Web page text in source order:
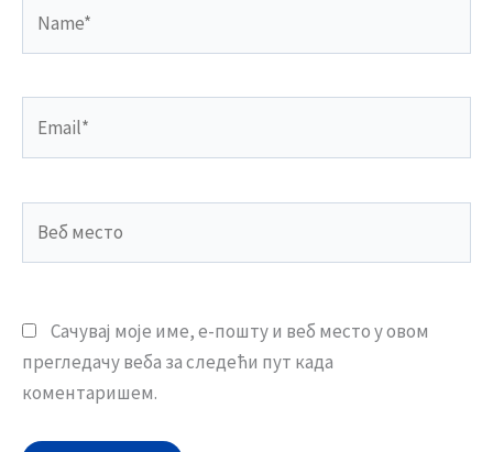
место
Сачувај моје име, е-пошту и веб место у овом
прегледачу веба за следећи пут када
коментаришем.